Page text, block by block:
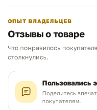
блоком
03
6 000
заявленным
Оптимально
офисов с
ОПЫТ ВЛАДЕЛЬЦЕВ
Отзывы о товаре
Что понравилось
столкнулись.
Пользовались
Поделитесь
покупателям.
Ответим в